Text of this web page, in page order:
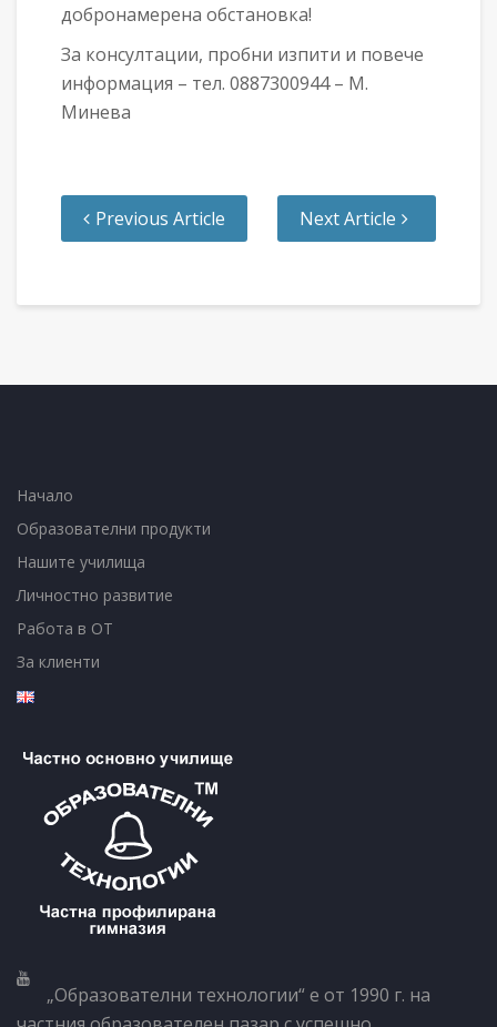
добронамерена обстановка!
За консултации, пробни изпити и повече
информация – тел. 0887300944 – М.
Минева
Previous Article Next Article
Начало
Образователни продукти
Нашите училища
Личностно развитие
Работа в ОТ
За клиенти
„Образователни технологии“ е от 1990 г. на